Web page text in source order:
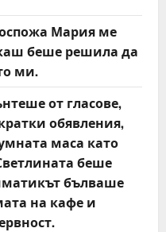
Мария ме
беше решила да
ми.
от гласове,
обявления,
маса като
беше
бълваше
на кафе и